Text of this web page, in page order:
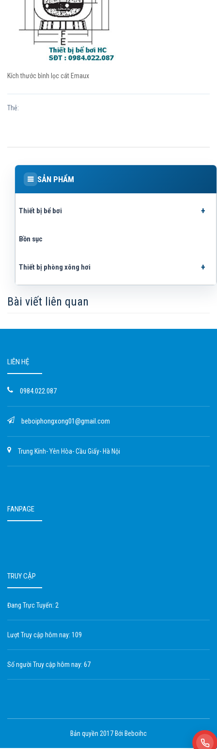
Kích thước bình lọc cát Emaux
Thẻ:
SẢN PHẨM
Thiết bị bể bơi
Bồn sục
Thiết bị phòng xông hơi
Bài viết liên quan
LIÊN HỆ
0984.022.087
beboiphongxong01@gmail.com
Trung Kính- Yên Hòa- Cầu Giấy- Hà Nội
FANPAGE
TRUY CẬP
Đang Trực Tuyến: 2
Lượt Truy cập hôm nay: 109
Số người Truy cập hôm nay: 67
Bản quyền 2017 Bới Beboihc